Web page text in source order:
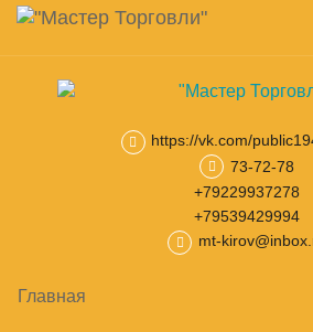
Skip
main
content
Навигация
https://vk.com/
73-72-78
+79229937278
+79539429994
mt-
Главная
Корзина
товар(ов)
Тепловое оборудование